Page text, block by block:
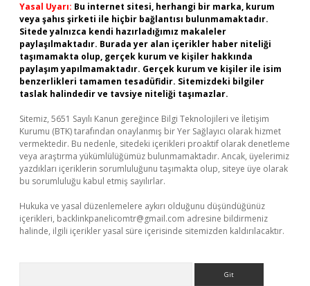
Yasal Uyarı: Bu internet sitesi, herhangi bir marka, kurum
veya şahıs şirketi ile hiçbir bağlantısı bulunmamaktadır.
Sitede yalnızca kendi hazırladığımız makaleler
paylaşılmaktadır. Burada yer alan içerikler haber niteliği
taşımamakta olup, gerçek kurum ve kişiler hakkında
paylaşım yapılmamaktadır. Gerçek kurum ve kişiler ile isim
benzerlikleri tamamen tesadüfidir. Sitemizdeki bilgiler
taslak halindedir ve tavsiye niteliği taşımazlar.
Sitemiz, 5651 Sayılı Kanun gereğince Bilgi Teknolojileri ve İletişim
Kurumu (BTK) tarafından onaylanmış bir Yer Sağlayıcı olarak hizmet
vermektedir. Bu nedenle, sitedeki içerikleri proaktif olarak denetleme
veya araştırma yükümlülüğümüz bulunmamaktadır. Ancak, üyelerimiz
yazdıkları içeriklerin sorumluluğunu taşımakta olup, siteye üye olarak
bu sorumluluğu kabul etmiş sayılırlar.
Hukuka ve yasal düzenlemelere aykırı olduğunu düşündüğünüz
içerikleri, backlinkpanelicomtr@gmail.com adresine bildirmeniz
halinde, ilgili içerikler yasal süre içerisinde sitemizden kaldırılacaktır.